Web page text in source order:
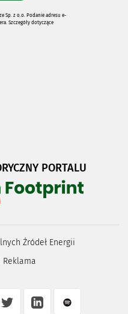
Sp. z o.o. Podanie adresu e-
Szczegóły dotyczące
PORTALU
Źródeł Energii
Reklama